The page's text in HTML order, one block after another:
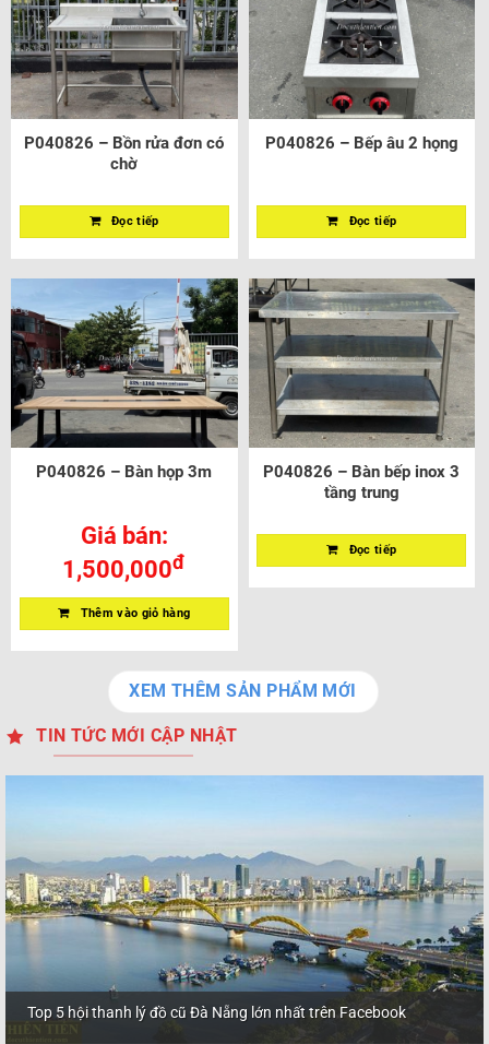
P040826 – Bồn rửa đơn có
chờ
Đọc tiếp
P040826 – Bếp âu 2 họng
Đọc tiếp
P040826 – Bàn họp 3m
Giá bán:
1,500,000đ
Thêm vào giỏ hàng
P040826 – Bàn bếp inox 3
tầng trung
Đọc tiếp
XEM THÊM SẢN PHẨM MỚI
TIN TỨC MỚI CẬP NHẬT
Top 5 hội thanh lý đồ cũ Đà Nẵng lớn nhất trên Facebook